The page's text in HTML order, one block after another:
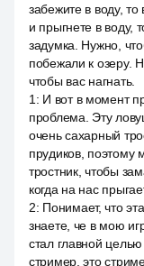
забежите в воду,
и прыгнете в воду,
задумка. Нужно,
побежали к озеру.
чтобы вас нагнать.
1 : И вот в момент
проблема. Эту
очень сахарный
прудиков, поэтому
тростник, чтобы
когда на нас
2: Понимает, что
знаете, че в мою
стал главной
стример, это